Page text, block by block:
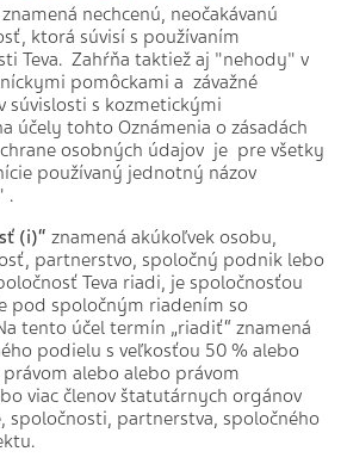
znamená nechcenú, neočakávanú
ktorá súvisí s používaním
Teva. Zahŕňa taktiež aj "nehody" v
pomôckami a závažné
súvislosti s kozmetickými
účely tohto Oznámenia o zásadách
osobných údajov je pre všetky
používaný jednotný názov
.
(i)“ znamená akúkoľvek osobu,
partnerstvo, spoločný podnik lebo
Teva riadi, je spoločnosťou
pod spoločným riadením so
tento účel termín „riadiť“ znamená
podielu s veľkosťou 50 % alebo
alebo alebo právom
viac členov štatutárnych orgánov
spoločnosti, partnerstva, spoločného